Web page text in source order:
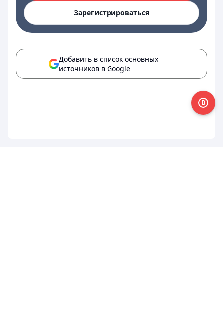
Зарегистрироваться
Добавить в список основных
источников в Google